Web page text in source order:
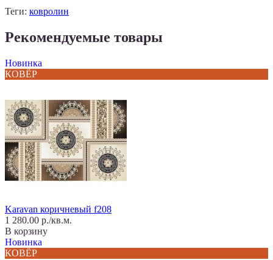
Теги: ковролин
Рекомендуемые товары
Новинка
КОВЁР
Karavan коричневый f208
1 280.00 р./кв.м.
В корзину
Новинка
КОВЁР